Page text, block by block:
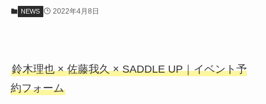
NEWS 2022年4月8日
鈴木理也 × 佐藤我久 × SADDLE UP｜イベント予
約フォーム